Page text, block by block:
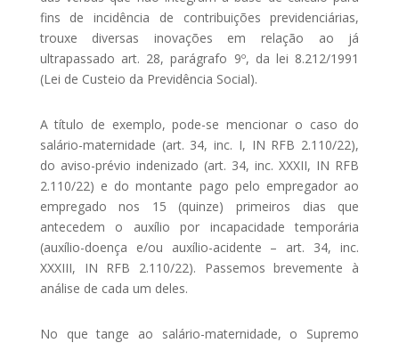
fins de incidência de contribuições previdenciárias,
trouxe diversas inovações em relação ao já
ultrapassado art. 28, parágrafo 9º, da lei 8.212/1991
(Lei de Custeio da Previdência Social).
A título de exemplo, pode-se mencionar o caso do
salário-maternidade (art. 34, inc. I, IN RFB 2.110/22),
do aviso-prévio indenizado (art. 34, inc. XXXII, IN RFB
2.110/22) e do montante pago pelo empregador ao
empregado nos 15 (quinze) primeiros dias que
antecedem o auxílio por incapacidade temporária
(auxílio-doença e/ou auxílio-acidente – art. 34, inc.
XXXIII, IN RFB 2.110/22). Passemos brevemente à
análise de cada um deles.
No que tange ao salário-maternidade, o Supremo